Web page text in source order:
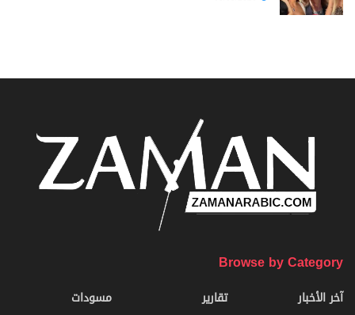
Browse by Category
آخر الأخبار
تقارير
مسودات